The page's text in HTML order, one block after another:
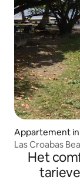
Appartement in
Las Croabas
Het